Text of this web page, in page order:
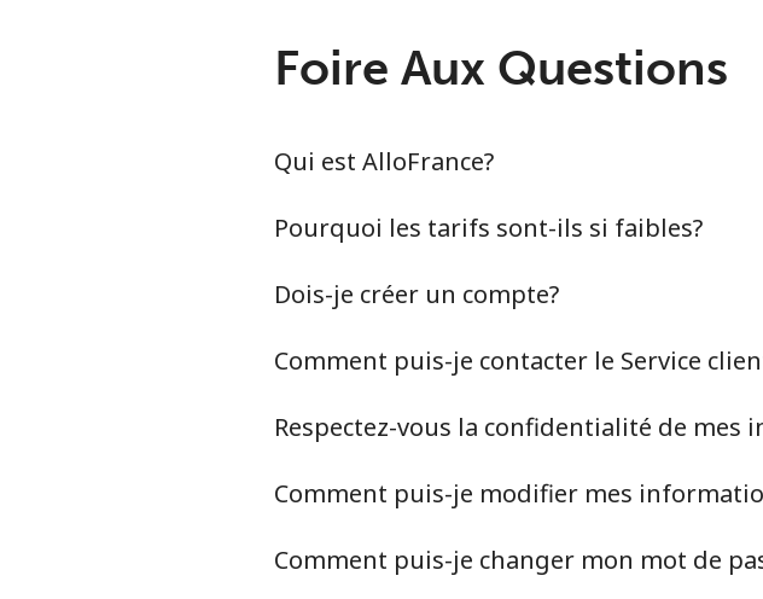
Foire Aux Questions
Qui est AlloFrance?
Pourquoi les tarifs sont-ils si faibles?
Dois-je créer un compte?
Comment puis-je contacter le Service
Respectez-vous la confidentialité de mes
Comment puis-je modifier mes
Comment puis-je changer mon mot de